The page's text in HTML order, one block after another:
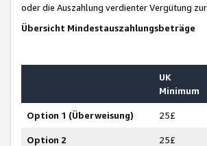
oder die Auszahlung verdienter Vergütung
Übersicht Mindestauszahlungsbeträge
UK
Minimum
Option 1 (Überweisung) 25£
Option 2
25£